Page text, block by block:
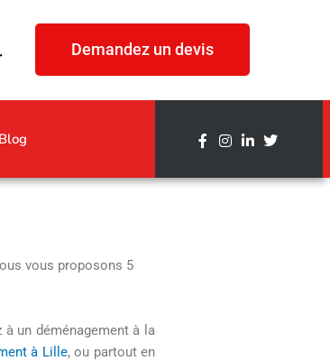
Demandez un devis
Blog
vous proposons 5
un déménagement à la
à Lille, ou partout en